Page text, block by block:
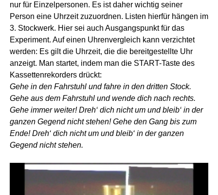
nur für Einzelpersonen. Es ist daher wichtig seiner
Person eine Uhrzeit zuzuordnen. Listen hierfür hängen im
3. Stockwerk. Hier sei auch Ausgangspunkt für das
Experiment. Auf einen Uhrenvergleich kann verzichtet
werden: Es gilt die Uhrzeit, die die bereitgestellte Uhr
anzeigt. Man startet, indem man die START-Taste des
Kassettenrekorders drückt:
Gehe in den Fahrstuhl und fahre in den dritten Stock.
Gehe aus dem Fahrstuhl und wende dich nach rechts.
Gehe immer weiter! Dreh‘ dich nicht um und bleib‘ in der
ganzen Gegend nicht stehen! Gehe den Gang bis zum
Ende! Dreh‘ dich nicht um und bleib‘ in der ganzen
Gegend nicht stehen.